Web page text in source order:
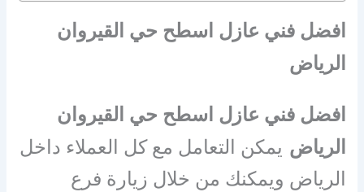
افضل فني عازل اسطح حي القيروان
الرياض
افضل فني عازل اسطح حي القيروان
الرياض يمكن التعامل مع كل العملاء داخل
الرياض ويمكنك من خلال زيارة فرع